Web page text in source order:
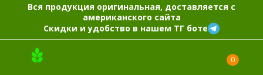
Вся продукция оригинальная, доставляется с
американского сайта
Скидки и удобство в нашем ТГ боте
0